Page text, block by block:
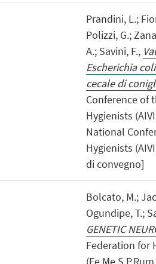
Prandini, L.;
Polizzi, G.;
A.; Savini, F.,
Escherichia
cecale di
Conference of
Hygienists
National
Hygienists
di convegno]
Bolcato, M.;
Ogundipe, T.;
GENETIC
Federation for